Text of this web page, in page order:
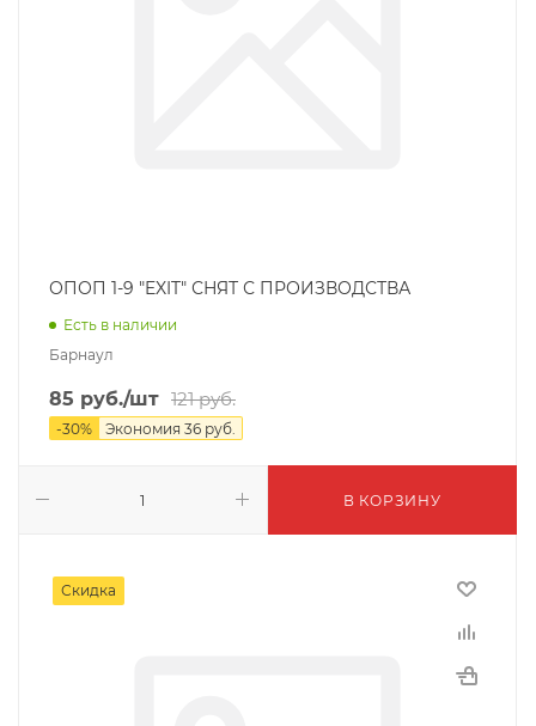
ОПОП 1-9 "EXIT" СНЯТ С ПРОИЗВОДСТВА
Есть в наличии
Барнаул
85 руб./шт 121руб.
-30% Экономия 36 руб.
В КОРЗИНУ
Скидка